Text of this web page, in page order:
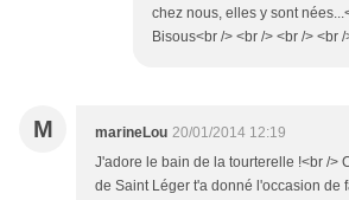
chez nous, elles y sont
Bisous<br /> <br /> <br /> <br /
M marineLou 20/01/2014 12:19
J'adore le bain de la tourterelle !<br />
de Saint Léger t'a donné l'occasion de